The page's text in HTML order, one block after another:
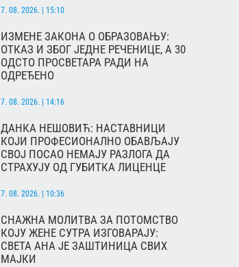
7. 08. 2026. | 15:10
ИЗМЕНЕ ЗАКОНА О ОБРАЗОВАЊУ:
ОТКАЗ И ЗБОГ ЈЕДНЕ РЕЧЕНИЦЕ, А 30
ОДСТО ПРОСВЕТАРА РАДИ НА
ОДРЕЂЕНО
7. 08. 2026. | 14:16
ДАНКА НЕШОВИЋ: НАСТАВНИЦИ
КОЈИ ПРОФЕСИОНАЛНО ОБАВЉАЈУ
СВОЈ ПОСАО НЕМАЈУ РАЗЛОГА ДА
СТРАХУЈУ ОД ГУБИТКА ЛИЦЕНЦЕ
7. 08. 2026. | 10:36
СНАЖНА МОЛИТВА ЗА ПОТОМСТВО
КОЈУ ЖЕНЕ СУТРА ИЗГОВАРАЈУ:
СВЕТА АНА ЈЕ ЗАШТИНИЦА СВИХ
МАЈКИ